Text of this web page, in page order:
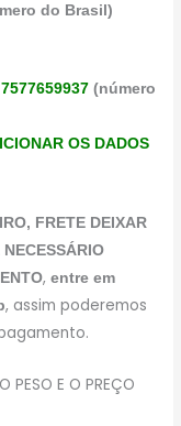
do Brasil)
(número
OS DADOS
FRETE DEIXAR
,entre em
, assim poderemos
PESO E O PREÇO